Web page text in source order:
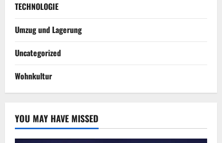
TECHNOLOGIE
Umzug und Lagerung
Uncategorized
Wohnkultur
YOU MAY HAVE MISSED